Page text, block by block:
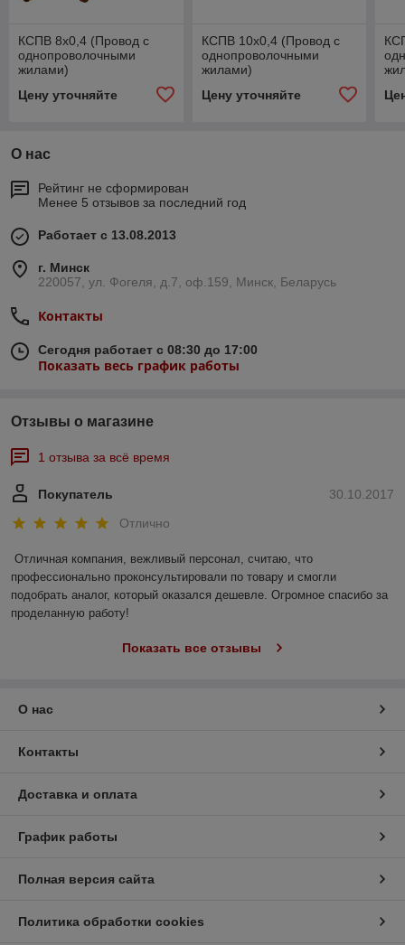
КСПВ 8х0,4 (Провод с
однопроволочными
жилами)
Цену уточняйте
КСПВ 10х0,4 (Провод с
однопроволочными
жилами)
Цену уточняйте
О нас
Рейтинг не сформирован
Менее 5 отзывов за последний год
Работает с 13.08.2013
г. Минск
220057, ул. Фогеля, д.7, оф.159, Минск, Беларусь
Контакты
Сегодня работает с 08:30 до 17:00
Показать весь график работы
Отзывы о магазине
1 отзыва за всё время
30.10.2017
Покупатель
Отлично
Отличная компания, вежливый персонал, считаю, что
профессионально проконсультировали по товару и смогли
подобрать аналог, который оказался дешевле. Огромное спасибо за
проделанную работу!
Показать все отзывы
О нас
Контакты
Доставка и оплата
График работы
Полная версия сайта
Политика обработки cookies